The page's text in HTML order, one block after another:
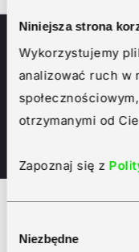
Niniejsza strona
Wykorzystujemy
analizować ruch w
otrzymanymi od
Zapoznaj się z
zgody
Niezbędne